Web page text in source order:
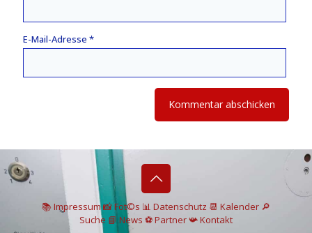
E-Mail-Adresse *
📚 Impressum📸Fot©s 📊 Datenschutz 📆 Kalender 🔎
Suche 📘 News ⚽Partner📯Kontakt